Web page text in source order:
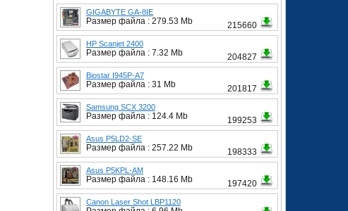
GIGABYTE GA-8IE
Размер файла : 279.53 Mb 215660
HP Scanjet 2400
Размер файла : 7.32 Mb 204827
Biostar I945P-A7
Размер файла : 31 Mb 201817
Samsung SCX 3200
Размер файла : 124.4 Mb 199253
Asus P5LD2-SE
Размер файла : 257.22 Mb 198333
Asus P5KPL-AM
Размер файла : 148.16 Mb 197420
Canon Laser Shot LBP1120